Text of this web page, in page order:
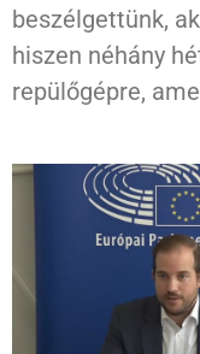
beszélgettünk,
hiszen néhány
repülőgépre,